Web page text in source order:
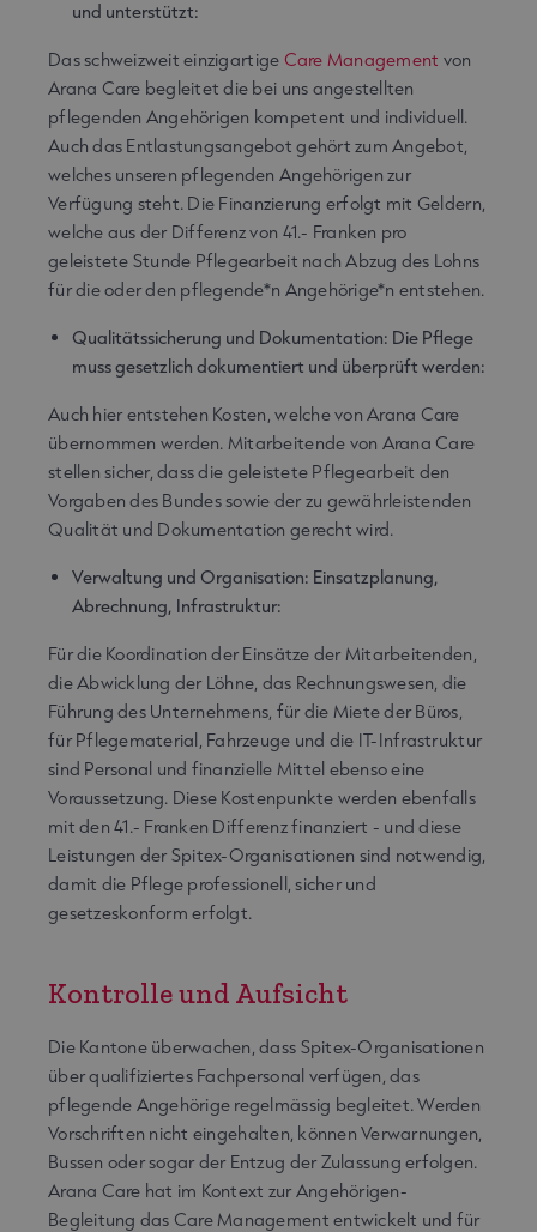
und unterstützt:
Das schweizweit einzigartige Care Management von
Arana Care begleitet die bei uns angestellten
pflegenden Angehörigen kompetent und individuell.
Auch das Entlastungsangebot gehört zum Angebot,
welches unseren pflegenden Angehörigen zur
Verfügung steht. Die Finanzierung erfolgt mit Geldern,
welche aus der Differenz von 41.- Franken pro
geleistete Stunde Pflegearbeit nach Abzug des Lohns
für die oder den pflegende*n Angehörige*n entstehen.
Qualitätssicherung und Dokumentation: Die Pflege
muss gesetzlich dokumentiert und überprüft werden:
Auch hier entstehen Kosten, welche von Arana Care
übernommen werden. Mitarbeitende von Arana Care
stellen sicher, dass die geleistete Pflegearbeit den
Vorgaben des Bundes sowie der zu gewährleistenden
Qualität und Dokumentation gerecht wird.
Verwaltung und Organisation: Einsatzplanung,
Abrechnung, Infrastruktur:
Für die Koordination der Einsätze der Mitarbeitenden,
die Abwicklung der Löhne, das Rechnungswesen, die
Führung des Unternehmens, für die Miete der Büros,
für Pflegematerial, Fahrzeuge und die IT-Infrastruktur
sind Personal und finanzielle Mittel ebenso eine
Voraussetzung. Diese Kostenpunkte werden ebenfalls
mit den 41.- Franken Differenz finanziert - und diese
Leistungen der Spitex-Organisationen sind notwendig,
damit die Pflege professionell, sicher und
gesetzeskonform erfolgt.
Kontrolle und Aufsicht
Die Kantone überwachen, dass Spitex-Organisationen
über qualifiziertes Fachpersonal verfügen, das
pflegende Angehörige regelmässig begleitet. Werden
Vorschriften nicht eingehalten, können Verwarnungen,
Bussen oder sogar der Entzug der Zulassung erfolgen.
Arana Care hat im Kontext zur Angehörigen-
Begleitung das Care Management entwickelt und für